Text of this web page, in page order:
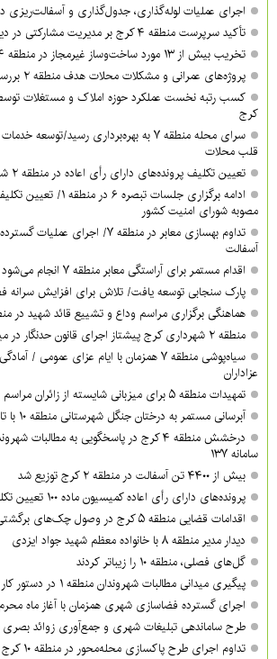
اجرای عملیات لوله‌گذاری، جدول‌گذاری و آسفالت‌ریزی
تأکید سرپرست منطقه ۴ کرج بر مدیریت مشارکتی در دیدار با امام جمعه مهرشهر
تخریب بیش از ۱۳ مورد ساخت‌وساز غیرمجاز در منطقه ۴ کرج
پروژه‌های عمرانی و مشکلات محلات هدف منطقه ۲ بررسی شد
کرج
سرای محله منطقه ۷ به بهره‌برداری رسید/
قلب محلات
تعیین تکلیف پرونده‌های دارای رأی اعاده در منطقه ۲ شتاب گرفت
ادامه برگزاری جلسات
مصوبه شورای امنیت کشور
تداوم بهسازی معابر در منطقه ۷/ اجرای
آسفالت
اقدام مستمر برای آراستگی معابر منطقه ۷ انجام می‌شود
پارک سنجابی توسعه یافت/ تلاش برای افزایش سرانه
هماهنگی برگزاری مراسم وداع و تشییع قائد شهید در منطقه
منطقه ۲ شهرداری کرج پیشتاز اجرای قانون حدنگار در میان مناطق شد
سیاه‌پوشی منطقه ۷ همزمان با ایام عزای عمومی /
عزاداران
تمهیدات منطقه ۵ برای میزبانی شایسته از زائران مراسم وداع با رهبر شهید
آبرسانی مستمر به درختان جنگل شهرستانی منطقه ۱۰ با تانکرهای آبرسان
درخشش منطقه ۴ کرج در پاسخگویی به مطالبات
سامانه ۱۳۷
بیش از ۴۴۰۰ تن آسفالت در منطقه ۲ کرج توزیع شد
پرونده‌های دارای رأی اعاده کمیسیون ماده ۱۰۰ تعیین تکلیف شدند
اقدامات قضایی منطقه ۵ کرج در وصول چک‌های برگشتی
دیدار مدیر منطقه ۸ با خانواده معظم شهید جواد ایزدی
گل‌های فصلی، منطقه ۱۰ را زیباتر کردند
پیگیری میدانی مطالبات شهروندان منطقه ۱ در دستور کار قرار گرفت
اجرای گسترده فضاسازی شهری همزمان با آغاز ماه محرم
طرح ساماندهی تبلیغات شهری و جمع‌آوری زوائد بصری در
تداوم اجرای طرح پاکسازی محله‌محور در منطقه ۱۰ کرج